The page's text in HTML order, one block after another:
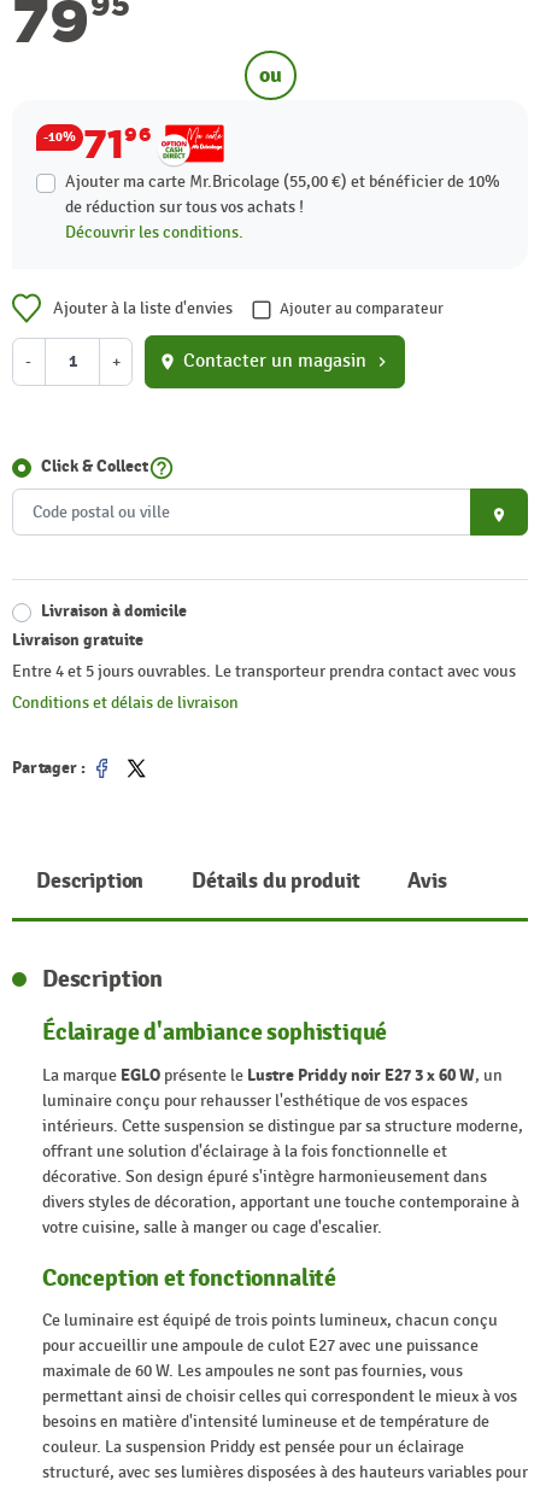
79
ou
-10% 7196
Ajouter ma carte Mr.Bricolage (55,00 €) et bénéficier de 10%
de réduction sur tous vos achats !
Découvrir les conditions.
Ajouter à la liste d'envies Ajouter au comparateur
- + location_on Contacter un magasin chevron_right
Click & Collecthelp_outline
place
Livraison à domicile
Livraison gratuite
Entre 4 et 5 jours ouvrables. Le transporteur prendra contact avec vous
Conditions et délais de livraison
Partager :
Partager
Tweet
Description Détails du produit Avis
Description
Éclairage d'ambiance sophistiqué
La marque EGLO présente le Lustre Priddy noir E27 3 x 60 W, un
luminaire conçu pour rehausser l'esthétique de vos espaces
intérieurs. Cette suspension se distingue par sa structure moderne,
offrant une solution d'éclairage à la fois fonctionnelle et
décorative. Son design épuré s'intègre harmonieusement dans
divers styles de décoration, apportant une touche contemporaine à
votre cuisine, salle à manger ou cage d'escalier.
Conception et fonctionnalité
Ce luminaire est équipé de trois points lumineux, chacun conçu
pour accueillir une ampoule de culot E27 avec une puissance
maximale de 60 W. Les ampoules ne sont pas fournies, vous
permettant ainsi de choisir celles qui correspondent le mieux à vos
besoins en matière d'intensité lumineuse et de température de
couleur. La suspension Priddy est pensée pour un éclairage
structuré, avec ses lumières disposées à des hauteurs variables pour